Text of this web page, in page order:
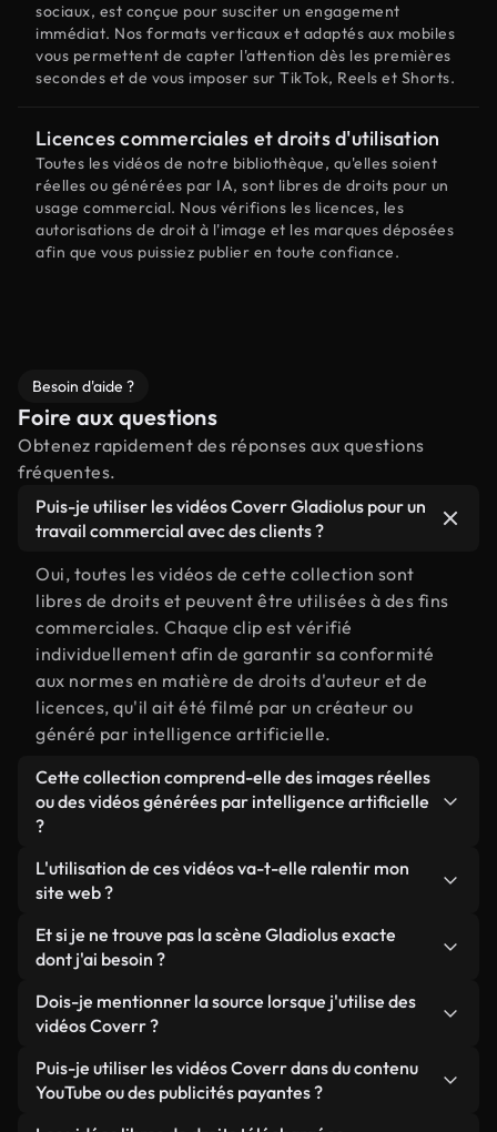
sociaux, est conçue pour susciter un engagement
immédiat. Nos formats verticaux et adaptés aux mobiles
vous permettent de capter l'attention dès les premières
secondes et de vous imposer sur TikTok, Reels et Shorts.
Licences commerciales et droits d'utilisation
Toutes les vidéos de notre bibliothèque, qu'elles soient
réelles ou générées par IA, sont libres de droits pour un
usage commercial. Nous vérifions les licences, les
autorisations de droit à l'image et les marques déposées
afin que vous puissiez publier en toute confiance.
Besoin d'aide ?
Foire aux questions
Obtenez rapidement des réponses aux questions
fréquentes.
Puis-je utiliser les vidéos Coverr Gladiolus pour un
travail commercial avec des clients ?
Oui, toutes les vidéos de cette collection sont
libres de droits et peuvent être utilisées à des fins
commerciales. Chaque clip est vérifié
individuellement afin de garantir sa conformité
aux normes en matière de droits d'auteur et de
licences, qu'il ait été filmé par un créateur ou
généré par intelligence artificielle.
Cette collection comprend-elle des images réelles
ou des vidéos générées par intelligence artificielle
?
Les deux. Il s'agit d'une bibliothèque hybride
composée de véritables images filmées par des
générées par IA. Chaque vidéo est clairement
identifiée afin que vous sachiez toujours ce que
vous utilisez.
L'utilisation de ces vidéos va-t-elle ralentir mon
site web ?
Sauf si vous choisissez nos versions optimisées.
Nous proposons des formats légers, prêts pour le
ils conservent une qualité élevée tout en
minimisant les temps de chargement et en
améliorant des indicateurs comme le LCP.
Et si je ne trouve pas la scène Gladiolus exacte
dont j'ai besoin ?
Vous pouvez en créer une instantanément avec
Coverr AI Studio. Il vous suffit de décrire la scène,
le Studio générera en quelques secondes une vidéo
personnalisée conforme à nos normes de licence.
Dois-je mentionner la source lorsque j'utilise des
vidéos Coverr ?
Aucune attribution n'est requise. Toutes les vidéos
de notre bibliothèque sont libres de droits et
Puis-je utiliser les vidéos Coverr dans du contenu
YouTube ou des publicités payantes ?
Oui. Toutes les séquences vidéo de Coverr peuvent